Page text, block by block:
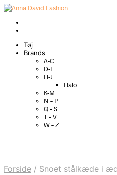
Tøj
Brands
A-C
D-F
H-J
Halo
K-M
N – P
Q – S
T – V
W – Z
Forside / Snoet stålkæde i